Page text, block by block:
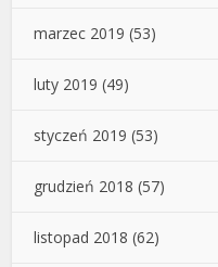
marzec 2019 (53)
luty 2019 (49)
styczeń 2019 (53)
grudzień 2018 (57)
listopad 2018 (62)